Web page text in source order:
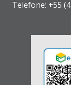
Telefone: +55